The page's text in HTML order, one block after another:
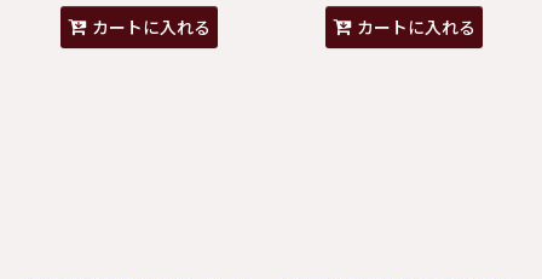
カートに入れる カートに入れる